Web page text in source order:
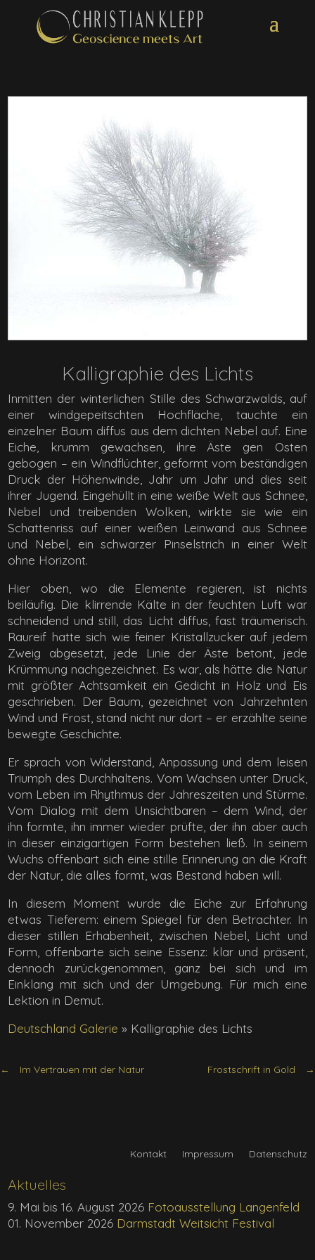
Kalligraphie des Lichts
Inmitten der winterlichen Stille des Schwarzwalds, auf
einer windgepeitschten Hochfläche, tauchte ein
einzelner Baum diffus aus dem dichten Nebel auf. Eine
Eiche, krumm gewachsen, ihre Äste gen Osten
gebogen – ein Windflüchter, geformt vom beständigen
Druck der Höhenwinde, Jahr um Jahr und dies seit
ihrer Jugend. Eingehüllt in eine weiße Welt aus Schnee,
Nebel und treibenden Wolken, wirkte sie wie ein
Schattenriss auf einer weißen Leinwand aus Schnee
und Nebel, ein schwarzer Pinselstrich in einer Welt
ohne Horizont.
Hier oben, wo die Elemente regieren, ist nichts
beiläufig. Die klirrende Kälte in der feuchten Luft war
schneidend und still, das Licht diffus, fast träumerisch.
Raureif hatte sich wie feiner Kristallzucker auf jedem
Zweig abgesetzt, jede Linie der Äste betont, jede
Krümmung nachgezeichnet. Es war, als hätte die Natur
mit größter Achtsamkeit ein Gedicht in Holz und Eis
geschrieben. Der Baum, gezeichnet von Jahrzehnten
Wind und Frost, stand nicht nur dort – er erzählte seine
bewegte Geschichte.
Er sprach von Widerstand, Anpassung und dem leisen
Triumph des Durchhaltens. Vom Wachsen unter Druck,
vom Leben im Rhythmus der Jahreszeiten und Stürme.
Vom Dialog mit dem Unsichtbaren – dem Wind, der
ihn formte, ihn immer wieder prüfte, der ihn aber auch
in dieser einzigartigen Form bestehen ließ. In seinem
Wuchs offenbart sich eine stille Erinnerung an die Kraft
der Natur, die alles formt, was Bestand haben will.
In diesem Moment wurde die Eiche zur Erfahrung
etwas Tieferem: einem Spiegel für den Betrachter. In
dieser stillen Erhabenheit, zwischen Nebel, Licht und
Form, offenbarte sich seine Essenz: klar und präsent,
dennoch zurückgenommen, ganz bei sich und im
Einklang mit sich und der Umgebung. Für mich eine
Lektion in Demut.
Deutschland Galerie » Kalligraphie des Lichts
Im Vertrauen mit der Natur Frostschrift in Gold
Aktuelles
9. Mai bis 16. August 2026 Fotoausstellung Langenfeld
01. November 2026 Darmstadt Weitsicht Festival
Kontakt Impressum Datenschutz